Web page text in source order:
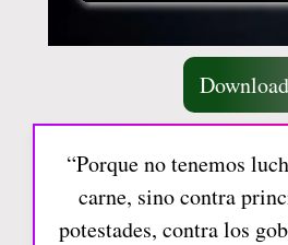
Download
“Porque no tenemos
carne, sino contra
potestades, contra los